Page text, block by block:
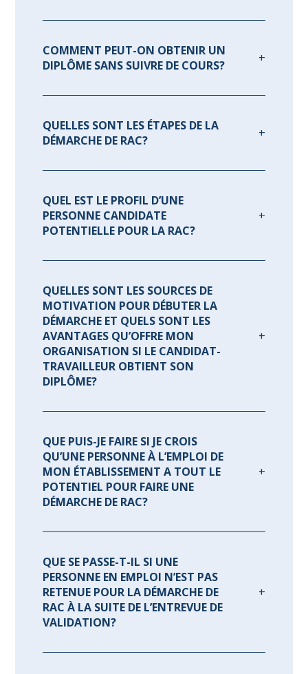
COMMENT PEUT-ON OBTENIR UN
DIPLÔME SANS SUIVRE DE COURS?
QUELLES SONT LES ÉTAPES DE LA
DÉMARCHE DE RAC?
QUEL EST LE PROFIL D’UNE
PERSONNE CANDIDATE
POTENTIELLE POUR LA RAC?
QUELLES SONT LES SOURCES DE
MOTIVATION POUR DÉBUTER LA
DÉMARCHE ET QUELS SONT LES
AVANTAGES QU’OFFRE MON
ORGANISATION SI LE CANDIDAT-
TRAVAILLEUR OBTIENT SON
DIPLÔME?
QUE PUIS-JE FAIRE SI JE CROIS
QU’UNE PERSONNE À L’EMPLOI DE
MON ÉTABLISSEMENT A TOUT LE
POTENTIEL POUR FAIRE UNE
DÉMARCHE DE RAC?
QUE SE PASSE-T-IL SI UNE
PERSONNE EN EMPLOI N’EST PAS
RETENUE POUR LA DÉMARCHE DE
RAC À LA SUITE DE L’ENTREVUE DE
VALIDATION?